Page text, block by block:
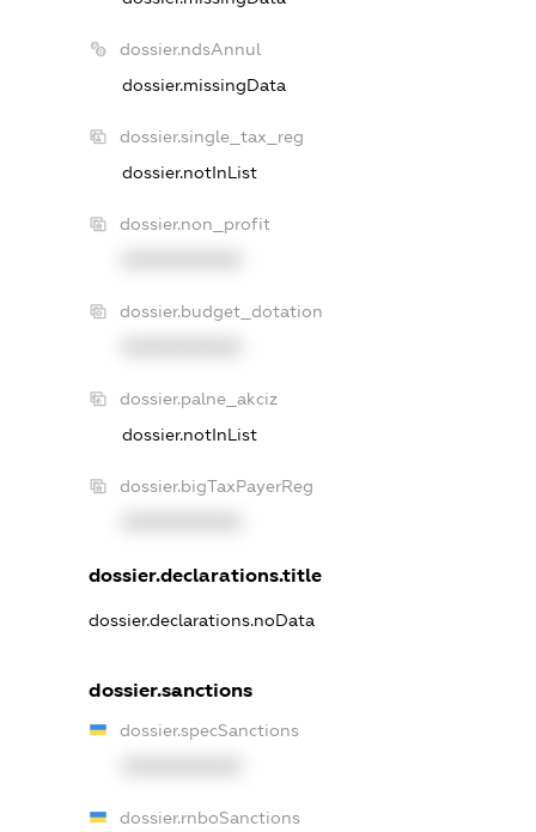
dossier.ndsAnnul
dossier.missingData
dossier.single_tax_reg
dossier.notInList
dossier.non_profit
dossier.budget_dotation
dossier.palne_akciz
dossier.notInList
dossier.bigTaxPayerReg
dossier.declarations.title
dossier.declarations.noData
dossier.sanctions
dossier.specSanctions
dossier.rnboSanctions